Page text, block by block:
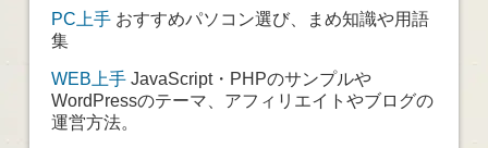
PC上手おすすめパソコン選び、まめ知識や用語
集
WEB上手JavaScript・PHPのサンプルや
WordPressのテーマ、アフィリエイトやブログの
運営方法。